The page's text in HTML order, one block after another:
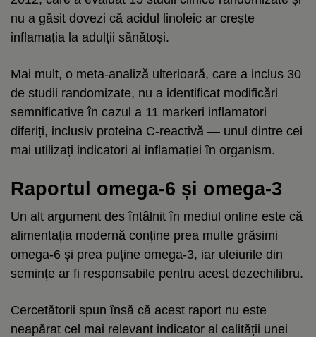
nu a găsit dovezi că acidul linoleic ar crește
inflamația la adulții sănătoși.
Mai mult, o meta-analiză ulterioară, care a inclus 30
de studii randomizate, nu a identificat modificări
semnificative în cazul a 11 markeri inflamatori
diferiți, inclusiv proteina C-reactivă — unul dintre cei
mai utilizați indicatori ai inflamației în organism.
Raportul omega-6 și omega-3
Un alt argument des întâlnit în mediul online este că
alimentația modernă conține prea multe grăsimi
omega-6 și prea puține omega-3, iar uleiurile din
semințe ar fi responsabile pentru acest dezechilibru.
Cercetătorii spun însă că acest raport nu este
neapărat cel mai relevant indicator al calității unei